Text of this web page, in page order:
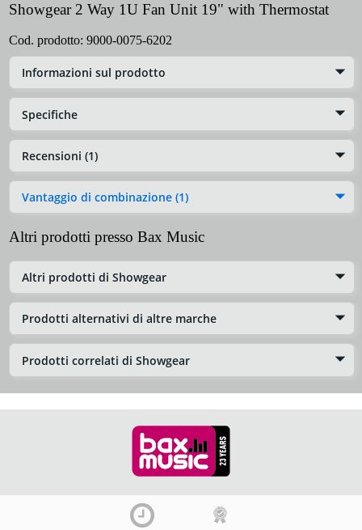
Showgear 2 Way 1U Fan Unit 19" with Thermostat
Cod. prodotto: 9000-0075-6202
Informazioni sul prodotto
Specifiche
Recensioni (1)
Vantaggio di combinazione (1)
Altri prodotti presso Bax Music
Altri prodotti di Showgear
Prodotti alternativi di altre marche
Prodotti correlati di Showgear